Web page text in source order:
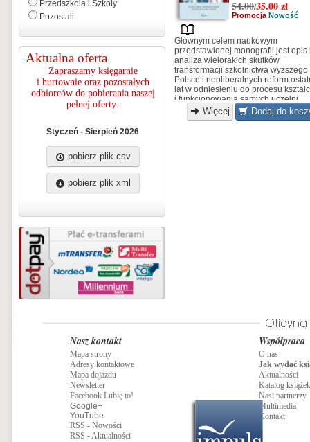
Przedszkola i Szkoły
Pozostali
Aktualna oferta
Zapraszamy księgarnie
i hurtownie oraz pozostałych
odbiorców do pobierania naszej
pełnej oferty:
Styczeń - Sierpień 2026
pobierz plik csv
pobierz plik xml
54.00/35.00zł
Promocja Nowość
Głównym celem naukowym
przedstawionej monografii jest opis
analiza wielorakich skutków
transformacji szkolnictwa wyższego
Polsce i neoliberalnych reform
lat w odniesieniu do procesu
i funkcjonowania samych uczelni.
Więcej Dodaj do
Nasz kontakt
Mapa strony
Adresy kontaktowe
Mapa dojazdu
Newsletter
Facebook Lubię to!
Google+
YouTube
RSS - Nowości
RSS - Aktualności
Współpraca
O nas
Jak wydać
Aktualności
Katalog książek
Nasi partnerzy
Multimedia
Kontakt